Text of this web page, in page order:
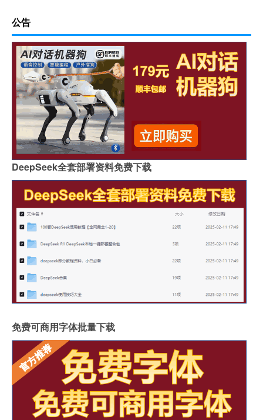
公告
DeepSeek全套部署资料免费下载
免费可商用字体批量下载